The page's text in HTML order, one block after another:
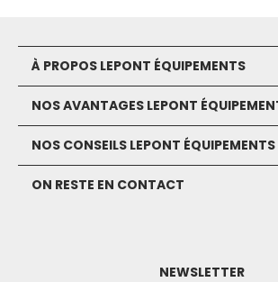
À PROPOS LEPONT ÉQUIPEMENTS
NOS AVANTAGES LEPONT
NOS CONSEILS LEPONT ÉQUIPEMENTS
ON RESTE EN CONTACT
NEWSLETTER